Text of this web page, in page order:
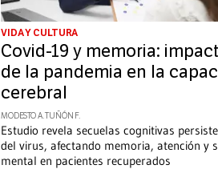
VIDA Y CULTURA
Covid-19 y memoria:
de la pandemia en la
cerebral
MODESTO A. TUÑÓN F.
Estudio revela secuelas cognitivas
del virus, afectando memoria, atención y
mental en pacientes recuperados